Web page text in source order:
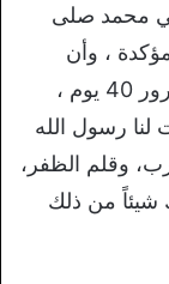
محمد صلى
، وأن
إطالتها مكروهة ، وبالخصوص بعد مرور 40 يوم ،
رسول الله
وقلم الظفر،
شيئاً من ذلك